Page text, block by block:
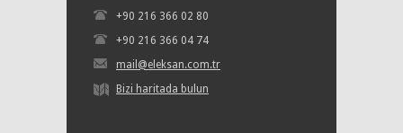
+90 216 366 02 80
+90 216 366 04 74
mail@eleksan.com.tr
Bizi haritada bulun